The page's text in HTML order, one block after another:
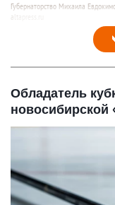
Губернаторство Михаила
altapress.ru
Обладатель
новосибирской